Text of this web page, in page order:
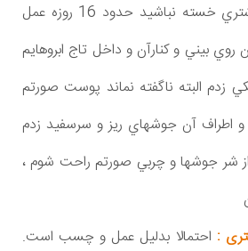
سلام دكتر شوشتري خسته نباشيد حدود 16 روزه عمل
روي بيني و كنارآن و داخل تاج ابروهايم
البته ناگفته نماند پوست صورتم
آن جوشهاي ريز و سرسفيد زدم
شر جوشها و چربي صورتم راحت شوم ،
: احتمالا بدلیل عمل و چسب است.